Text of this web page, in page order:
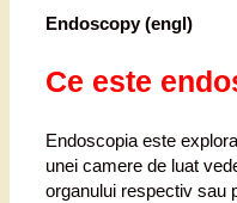
Endoscopy (engl)
Ce este
Endoscopia este
unei camere de luat
organului respectiv sau